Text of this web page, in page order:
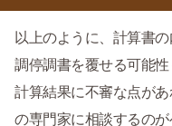
以上のように、計算書
調停調書を覆せる可能
計算結果に不審な点が
の専門家に相談するのが